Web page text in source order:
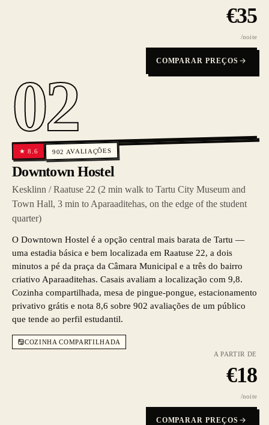
€35
/noite
COMPARAR PREÇOS
02
★8.6 902 AVALIAÇÕES
Downtown Hostel
Kesklinn / Raatuse 22 (2 min walk to Tartu City Museum and
Town Hall, 3 min to Aparaaditehas, on the edge of the student
quarter)
O Downtown Hostel é a opção central mais barata de Tartu —
uma estadia básica e bem localizada em Raatuse 22, a dois
minutos a pé da praça da Câmara Municipal e a três do bairro
criativo Aparaaditehas. Casais avaliam a localização com 9,8.
Cozinha compartilhada, mesa de pingue-pongue, estacionamento
privativo grátis e nota 8,6 sobre 902 avaliações de um público
que tende ao perfil estudantil.
COZINHA COMPARTILHADA
A PARTIR DE
€18
/noite
COMPARAR PREÇOS